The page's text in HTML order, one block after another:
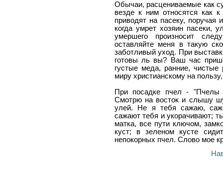
Обычаи, расцениваемые как
везде к ним относятся как
приводят на пасеку, поручая
когда умрет хозяин пасеки,
умершего произносит
оставляйте меня в такую
заботливый уход. При
готовы ль вы? Ваш час
густые меда, ранние,
миру христианскому на
При посадке пчел - "Пчелы
Смотрю на восток и слышу
улей. Не я тебя сажаю,
сажают тебя и укорачивают;
матка, все пути ключом,
куст; в зеленом кусте
непокорных пчел. Слово мое